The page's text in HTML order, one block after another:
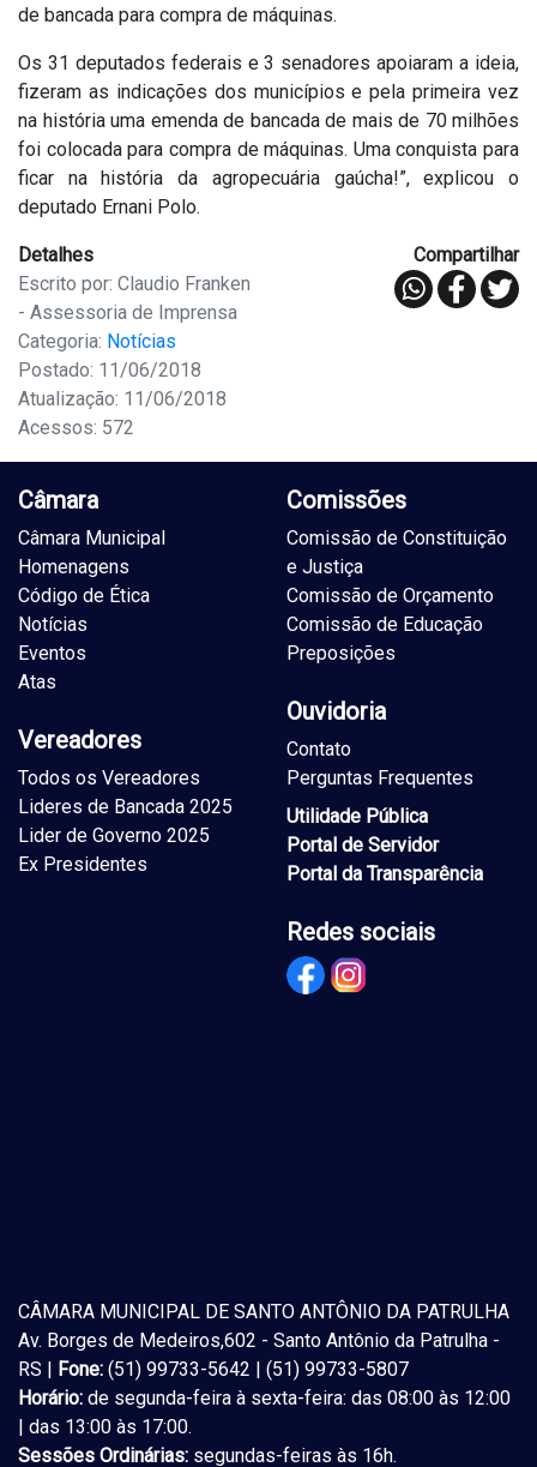
de bancada para compra de máquinas.
Os 31 deputados federais e 3 senadores apoiaram a ideia,
fizeram as indicações dos municípios e pela primeira vez
na história uma emenda de bancada de mais de 70 milhões
foi colocada para compra de máquinas. Uma conquista para
ficar na história da agropecuária gaúcha!”, explicou o
deputado Ernani Polo.
Detalhes
Escrito por: Claudio Franken
- Assessoria de Imprensa
Categoria: Notícias
Postado: 11/06/2018
Atualização: 11/06/2018
Acessos: 572
Compartilhar
Câmara
Câmara Municipal
Homenagens
Código de Ética
Notícias
Eventos
Atas
Vereadores
Todos os Vereadores
Lideres de Bancada 2025
Lider de Governo 2025
Ex Presidentes
Comissões
Comissão de Constituição
e Justiça
Comissão de Orçamento
Comissão de Educação
Preposições
Ouvidoria
Contato
Perguntas Frequentes
Utilidade Pública
Portal de Servidor
Portal da Transparência
Redes sociais
CÂMARA MUNICIPAL DE SANTO ANTÔNIO DA PATRULHA
Av. Borges de Medeiros,602 - Santo Antônio da Patrulha -
RS |
Fone: (51) 99733-5642 | (51) 99733-5807
Horário: de segunda-feira à sexta-feira: das 08:00 às 12:00
| das 13:00 às 17:00.
Sessões Ordinárias: segundas-feiras às 16h.